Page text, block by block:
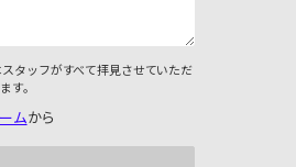
タッフがすべて拝見させていただ
す。
ムから